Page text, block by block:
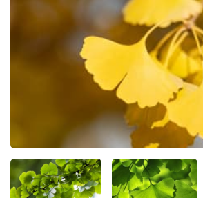
Zahrada
Sledujte prima+
Přihlášení
Sledujte nás